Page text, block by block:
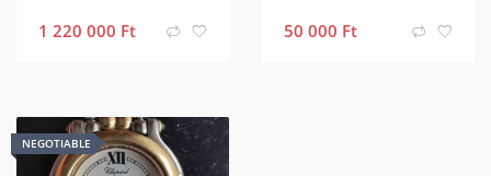
1 220 000 Ft
50 000 Ft
NEGOTIABLE